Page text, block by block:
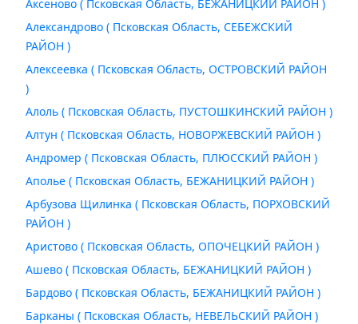
Аксеново ( Псковская Область, БЕЖАНИЦКИЙ РАЙОН )
Александрово ( Псковская Область, СЕБЕЖСКИЙ
РАЙОН )
Алексеевка ( Псковская Область, ОСТРОВСКИЙ РАЙОН
)
Алоль ( Псковская Область, ПУСТОШКИНСКИЙ РАЙОН )
Алтун ( Псковская Область, НОВОРЖЕВСКИЙ РАЙОН )
Андромер ( Псковская Область, ПЛЮССКИЙ РАЙОН )
Аполье ( Псковская Область, БЕЖАНИЦКИЙ РАЙОН )
Арбузова Щилинка ( Псковская Область, ПОРХОВСКИЙ
РАЙОН )
Аристово ( Псковская Область, ОПОЧЕЦКИЙ РАЙОН )
Ашево ( Псковская Область, БЕЖАНИЦКИЙ РАЙОН )
Бардово ( Псковская Область, БЕЖАНИЦКИЙ РАЙОН )
Барканы ( Псковская Область, НЕВЕЛЬСКИЙ РАЙОН )